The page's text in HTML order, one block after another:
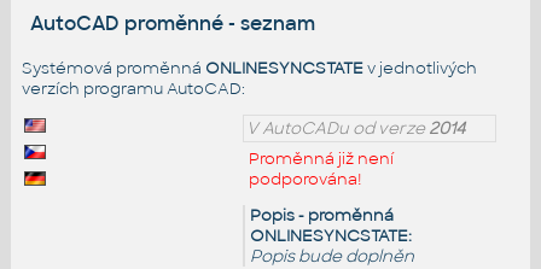
AutoCAD proměnné - seznam
Systémová proměnná ONLINESYNCSTATEv jednotlivých
verzích programu AutoCAD:
V AutoCADu od verze2014
Proměnná již není
podporována!
Popis - proměnná
ONLINESYNCSTATE:
Popis bude doplněn